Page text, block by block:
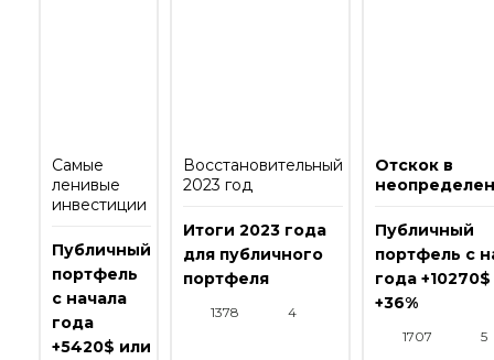
Самые
ленивые
инвестиции
Публичный
портфель
с начала
года
+5420$ или
Восстановительный
2023 год
Итоги 2023 года
для публичного
портфеля
1378 4
Отскок в
Публичный
портфель с
года
+36%
1707 5